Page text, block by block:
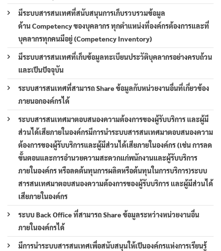
มีระบบสารสนเทศที่สนับสนุนการเก็บรวบรวมข้อมูล
ด้าน Competency ของบุคลากร ทุกตำแหน่งที่องค์กรต้องการและที่
บุคลากรทุกคนมีอยู่ (Competency Inventory)
มีระบบสารสนเทศที่เก็บข้อมูลทะเบียนประวัติบุคลากรอย่างครบถ้วน
และเป็นปัจจุบัน
ระบบสารสนเทศที่สามารถ Share ข้อมูลกับหน่วยงานอื่นที่เกี่ยวข้อง
ภายนอกองค์กรได้
ระบบสารสนเทศมาตอบสนองความต้องการของผู้รับบริการ และผู้มี
ส่วนได้เสียภายในองค์กรมีการนำระบบสารสนเทศมาตอบสนองความ
ต้องการของผู้รับบริการและผู้มีส่วนได้เสียภายในองค์กร (เช่น การลด
ขั้นตอนและการอำนวยความสะดวกแก่พนักงานและผู้รับบริการ
ภายในองค์กร หรือลดต้นทุนการผลิตหรือต้นทุนในการบริการ)ระบบ
สารสนเทศมาตอบสนองความต้องการของผู้รับบริการ และผู้มีส่วนได้
เสียภายในองค์กร
ระบบ Back Office ที่สามารถ Share ข้อมูลระหว่างหน่วยงานอื่น
ภายในองค์กรได้
มีการนำระบบสารสนเทศเพื่อสนับสนุนให้เป็นองค์กรแห่งการเรียนรู้